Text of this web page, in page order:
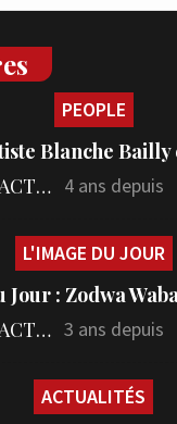
PEOPLE
Blanche
LA REDACTION 4 ans depuis
L'IMAGE DU JOUR
Jour : Zodwa
LA REDACTION 3 ans depuis
ACTUALITÉS